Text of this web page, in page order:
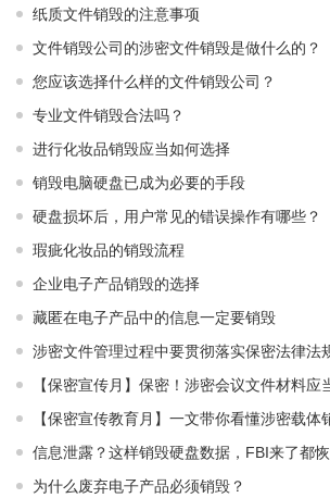
纸质文件销毁的注意事项
文件销毁公司的涉密文件销毁是做什么的？
您应该选择什么样的文件销毁公司？
专业文件销毁合法吗？
进行化妆品销毁应当如何选择
销毁电脑硬盘已成为必要的手段
硬盘损坏后，用户常见的错误操作有哪些？
瑕疵化妆品的销毁流程
企业电子产品销毁的选择
藏匿在电子产品中的信息一定要销毁
涉密文件管理过程中要贯彻落实保密法律法
【保密宣传月】保密！涉密会议文件材料应
【保密宣传教育月】一文带你看懂涉密载体
信息泄露？这样销毁硬盘数据，FBI来了都恢
为什么废弃电子产品必须销毁？